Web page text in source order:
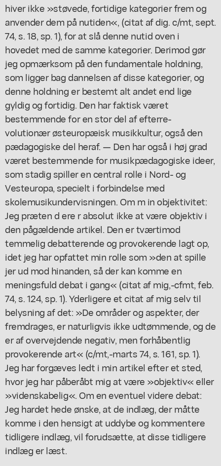
hiver ikke »støvede, fortidige kategorier frem og
anvender dem på nutiden«, (citat af dig. c/mt, sept.
74, s. 18, sp. 1), for at slå denne nutid oven i
hovedet med de samme kategorier. Derimod gør
jeg opmærksom på den fundamentale holdning,
som ligger bag dannelsen af disse kategorier, og
denne holdning er bestemt alt andet end lige
gyldig og fortidig. Den har faktisk været
bestemmende for en stor del af efterre-
volutionær østeuropæisk musikkultur, også den
pædagogiske del heraf. — Den har også i høj grad
været bestemmende for musikpædagogiske ideer,
som stadig spiller en central rolle i Nord- og
Vesteuropa, specielt i forbindelse med
skolemusikundervisningen. Om m in objektivitet:
Jeg præten d ere r absolut ikke at være objektiv i
den pågældende artikel. Den er tværtimod
temmelig debatterende og provokerende lagt op,
idet jeg har opfattet min rolle som »den at spille
jer ud mod hinanden, så der kan komme en
meningsfuld debat i gang« (citat af mig,-cfmt, feb.
74, s. 124, sp. 1). Yderligere et citat af mig selv til
belysning af det: »De områder og aspekter, der
fremdrages, er naturligvis ikke udtømmende, og de
er af overvejdende negativ, men forhåbentlig
provokerende art« (c/mt,-marts 74, s. 161, sp. 1).
Jeg har forgæves ledt i min artikel efter et sted,
hvor jeg har påberåbt mig at være »objektiv« eller
»videnskabelig«. Om en eventuel videre debat:
Jeg hardet hede ønske, at de indlæg, der måtte
komme i den hensigt at uddybe og kommentere
tidligere indlæg, vil forudsætte, at disse tidligere
indlæg er læst.